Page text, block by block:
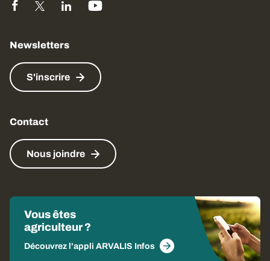
Newsletters
S'inscrire
Contact
Nous joindre
Vous êtes
agriculteur ?
Découvrez l'appli ARVALIS Infos